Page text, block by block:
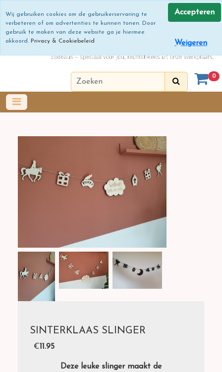
0
SINTERKLAAS SLINGER
€11.95
Deze leuke slinger maakt de
Wij gebruiken cookies om de gebruikerservaring te
verbeteren of om advertenties te kunnen tonen. Door
gebruik te maken van deze website ga je hiermee
akkoord. Privacy & Cookiebeleid
Accepteren
Weigeren